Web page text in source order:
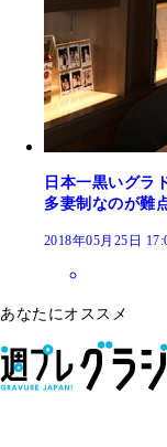
日本一黒いグラ
多妻制なのが難
2018年05月25日
あなたにオススメ